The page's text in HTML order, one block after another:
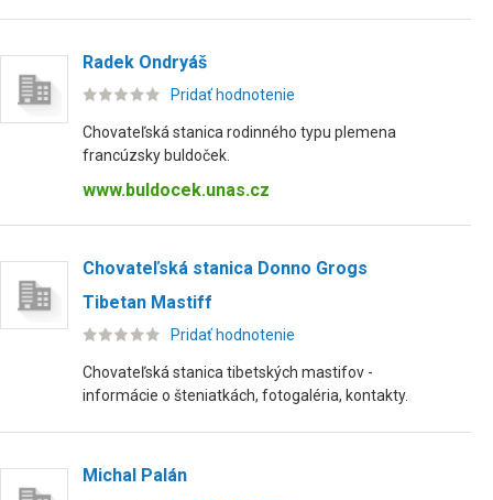
Radek Ondryáš
Pridať hodnotenie
Chovateľská stanica rodinného typu plemena
francúzsky buldoček.
www.buldocek.unas.cz
Chovateľská stanica Donno Grogs
Tibetan Mastiff
Pridať hodnotenie
Chovateľská stanica tibetských mastifov -
informácie o šteniatkách, fotogaléria, kontakty.
Michal Palán